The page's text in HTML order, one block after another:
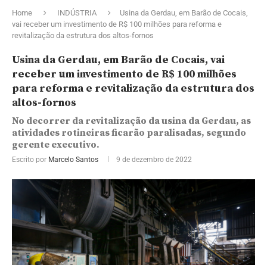
Home INDÚSTRIA
Usina da Gerdau, em Barão de Cocais,
vai receber um investimento de R$ 100 milhões para reforma e
revitalização da estrutura dos altos-fornos
Usina da Gerdau, em Barão de Cocais, vai
receber um investimento de R$ 100 milhões
para reforma e revitalização da estrutura dos
altos-fornos
No decorrer da revitalização da usina da Gerdau, as
atividades rotineiras ficarão paralisadas, segundo
gerente executivo.
Escrito por Marcelo Santos 9 de dezembro de 2022